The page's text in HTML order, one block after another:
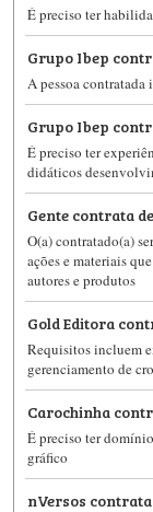
É preciso ter
Grupo Ibep
A pessoa
Grupo Ibep
É preciso ter
didáticos
Gente contrata
O(a) contratado(a)
ações e materiais
autores e produtos
Gold Editora
Requisitos incluem
gerenciamento de
Carochinha
É preciso ter
gráfico
nVersos